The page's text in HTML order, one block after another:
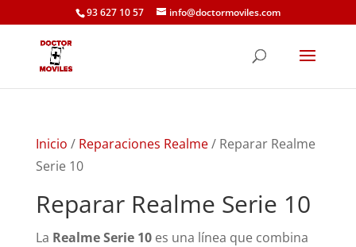
93 627 10 57 info@doctormoviles.com
Inicio / Reparaciones Realme/ Reparar Realme
Serie 10
Reparar Realme Serie 10
La Realme Serie 10es una línea que combina